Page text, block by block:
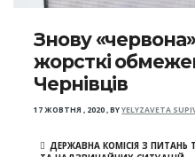
Знову
жорсткі
Чернівців
17 ЖОВТНЯ , 2020,BYYELYZAVETA
ДЕРЖАВНА КОМІСІЯ З ПИТАНЬ